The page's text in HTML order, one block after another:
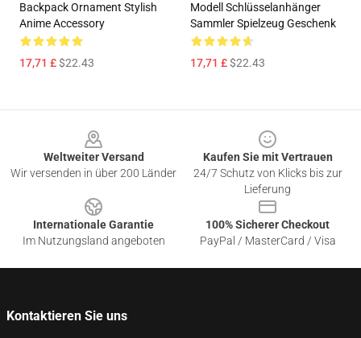
Backpack Ornament Stylish
Anime Accessory
17,71 £$22.43
Modell Schlüsselanhänger
Sammler Spielzeug Geschenk
17,71 £$22.43
Weltweiter Versand
Wir versenden in über 200 Länder
Kaufen Sie mit Vertrauen
24/7 Schutz von Klicks bis zur
Lieferung
Internationale Garantie
Im Nutzungsland angeboten
100% Sicherer Checkout
PayPal / MasterCard / Visa
Kontaktieren Sie uns